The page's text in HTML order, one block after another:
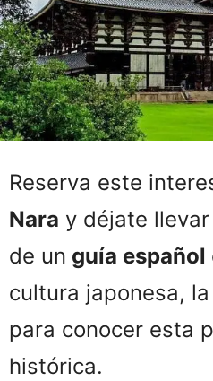
Reserva este
Nara y déjate
de un guía español
cultura japonesa,
para conocer esta
histórica.